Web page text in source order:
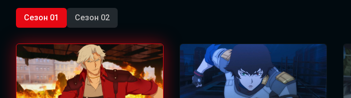
Сезон 01 Сезон 02